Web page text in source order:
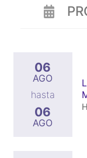
06
AGO
hasta
06
AGO